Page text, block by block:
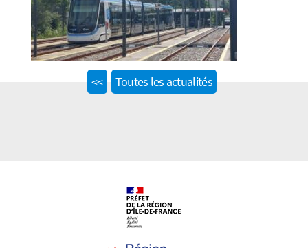
<<Previous
Toutes les actualités